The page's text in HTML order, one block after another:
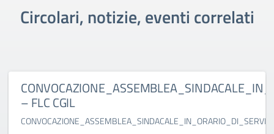
Circolari, notizie, eventi correlati
– FLC CGIL